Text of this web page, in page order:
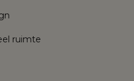
ruimte